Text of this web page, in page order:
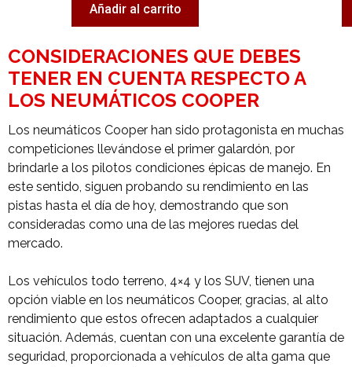
Añadir al carrito
CONSIDERACIONES QUE DEBES
TENER EN CUENTA RESPECTO A
LOS NEUMÁTICOS COOPER
Los neumáticos Cooper han sido protagonista en muchas
competiciones llevándose el primer galardón, por
brindarle a los pilotos condiciones épicas de manejo. En
este sentido, siguen probando su rendimiento en las
pistas hasta el día de hoy, demostrando que son
consideradas como una de las mejores ruedas del
mercado.
Los vehículos todo terreno, 4×4 y los SUV, tienen una
opción viable en los neumáticos Cooper, gracias, al alto
rendimiento que estos ofrecen adaptados a cualquier
situación. Además, cuentan con una excelente garantía de
seguridad, proporcionada a vehículos de alta gama que